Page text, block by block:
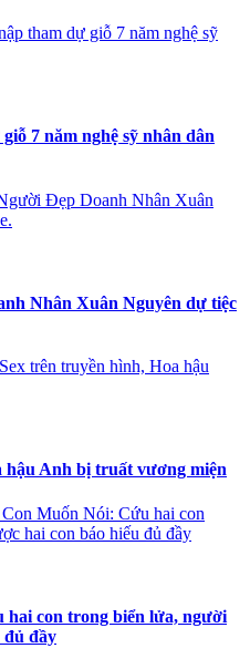
tham dự giỗ 7 năm nghệ sỹ
7 năm nghệ sỹ nhân dân
Đẹp Doanh Nhân Xuân
Nhân Xuân Nguyên dự tiệc
Sex trên truyền hình, Hoa hậu
hậu Anh bị truất vương miện
Muốn Nói: Cứu hai con
hai con báo hiếu đủ đầy
con trong biển lửa, người
đủ đầy